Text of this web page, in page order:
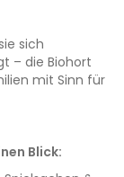
sich
– die Biohort
mit Sinn für
Blick: